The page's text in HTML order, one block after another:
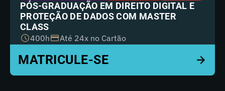
PÓS-GRADUAÇÃO EM DIREITO DIGITAL E
PROTEÇÃO DE DADOS COM MASTER
CLASS
400h Até 24x no Cartão